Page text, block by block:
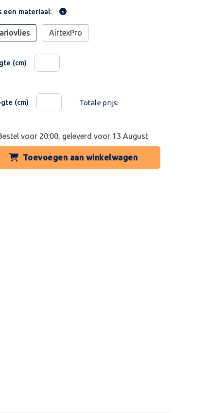
een materiaal:
AirtexPro
(cm)
(cm) Totale prijs:
voor 20:00, geleverd voor 13 August
Toevoegen aan winkelwagen